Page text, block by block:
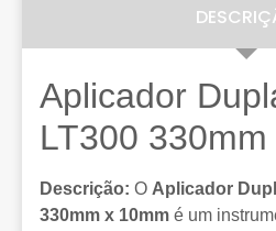
Aplicador
LT300
Descrição: O Aplicador
330mm x 10mm é um